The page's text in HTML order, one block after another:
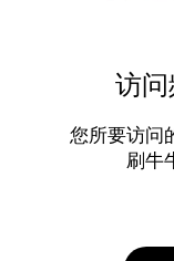
访
您所要访问
刷牛